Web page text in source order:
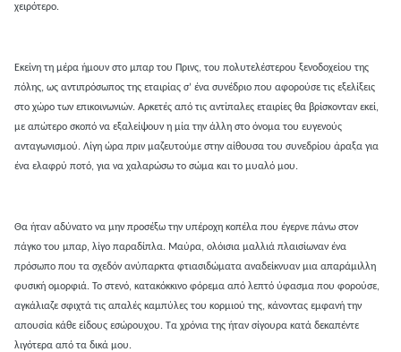
χειρότερο.
Εκείνη τη μέρα ήμουν στο μπαρ του Πρινς, του πολυτελέστερου ξενοδοχείου της
πόλης, ως αντιπρόσωπος της εταιρίας σ’ ένα συνέδριο που αφορούσε τις εξελίξεις
στο χώρο των επικοινωνιών. Αρκετές από τις αντίπαλες εταιρίες θα βρίσκονταν εκεί,
με απώτερο σκοπό να εξαλείψουν η μία την άλλη στο όνομα του ευγενούς
ανταγωνισμού. Λίγη ώρα πριν μαζευτούμε στην αίθουσα του συνεδρίου άραξα για
ένα ελαφρύ ποτό, για να χαλαρώσω το σώμα και το μυαλό μου.
Θα ήταν αδύνατο να μην προσέξω την υπέροχη κοπέλα που έγερνε πάνω στον
πάγκο του μπαρ, λίγο παραδίπλα. Μαύρα, ολόισια μαλλιά πλαισίωναν ένα
πρόσωπο που τα σχεδόν ανύπαρκτα φτιασιδώματα αναδείκνυαν μια απαράμιλλη
φυσική ομορφιά. Το στενό, κατακόκκινο φόρεμα από λεπτό ύφασμα που φορούσε,
αγκάλιαζε σφιχτά τις απαλές καμπύλες του κορμιού της, κάνοντας εμφανή την
απουσία κάθε είδους εσώρουχου. Τα χρόνια της ήταν σίγουρα κατά δεκαπέντε
λιγότερα από τα δικά μου.